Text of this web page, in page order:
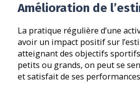
Amélioration de
La pratique régulière d’une
avoir un impact positif sur
atteignant des objectifs
petits ou grands, on peut se
et satisfait de ses